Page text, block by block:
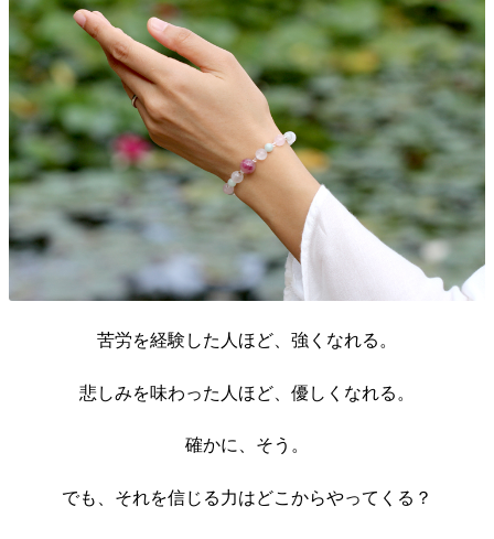
苦労を経験した人ほど、強くなれる。
悲しみを味わった人ほど、優しくなれる。
確かに、そう。
でも、それを信じる力はどこからやってくる？